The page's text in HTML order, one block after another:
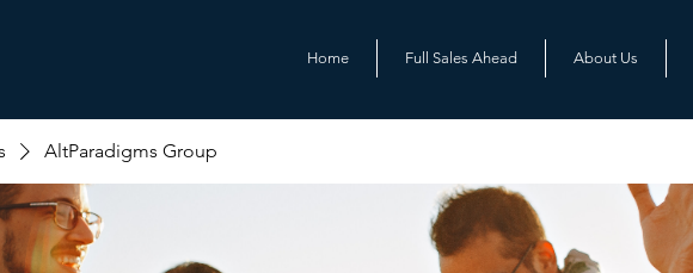
Home Full Sales Ahead About Us
AltParadigms Group